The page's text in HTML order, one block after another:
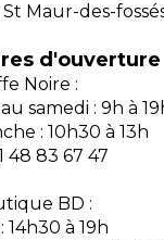
Maur-des-
d'ouverture
Noire :
samedi : 9h à
: 10h30 à 13h
48 83 67 47
BD :
14h30 à 19h